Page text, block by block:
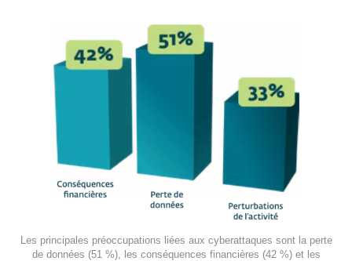
Les principales préoccupations liées aux cyberattaques sont la perte
de données (51 %), les conséquences financières (42 %) et les